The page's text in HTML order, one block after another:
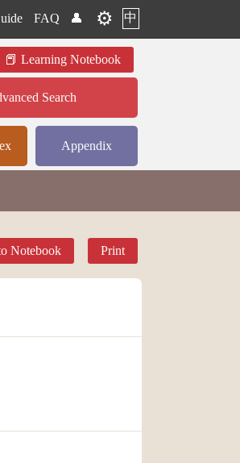
FAQ 👤 ⚙️ 中
Learning Notebook
Search
Appendix
Notebook Print